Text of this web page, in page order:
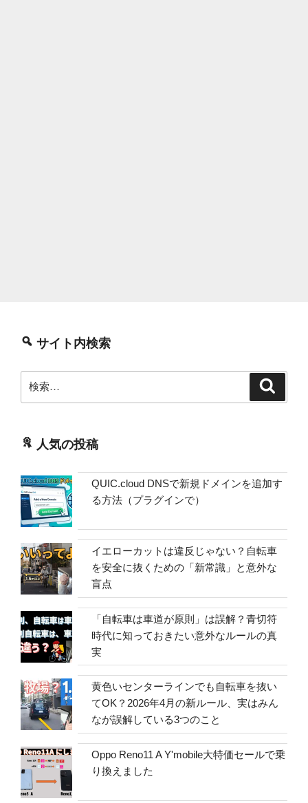
サイト内検索
索:
人気の投稿
QUIC.cloud DNSで新規ドメインを追加す
る方法（プラグインで）
イエローカットは違反じゃない？自転車
を安全に抜くための「新常識」と意外な
盲点
「自転車は車道が原則」は誤解？青切符
時代に知っておきたい意外なルールの真
実
黄色いセンターラインでも自転車を抜い
てOK？2026年4月の新ルール、実はみん
なが誤解している3つのこと
Oppo Reno11 A Y'mobile大特価セールで乗
り換えました